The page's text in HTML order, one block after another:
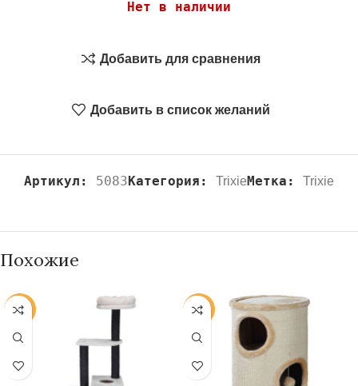
Нет в наличии
Добавить для сравнения
Добавить в список желаний
Артикул: 5083Категория: TrixieМетка: Trixie
Похожие
-20% -20%